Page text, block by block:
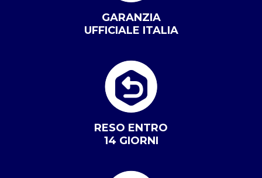
GARANZIA
UFFICIALE ITALIA
RESO ENTRO
14 GIORNI